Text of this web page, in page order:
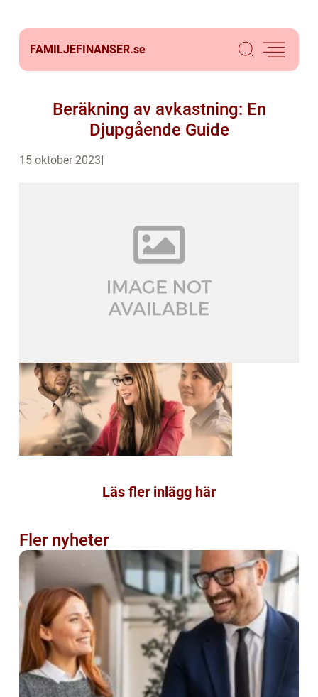
FAMILJEFINANSER.se
Beräkning av avkastning: En
Djupgående Guide
15 oktober 2023
Läs fler inlägg här
Fler nyheter